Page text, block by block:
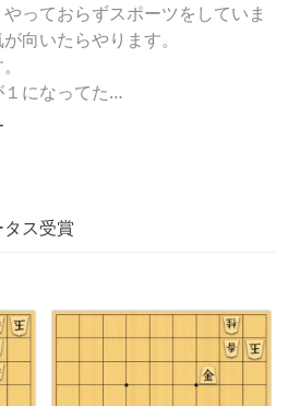
っておらずスポーツをしていま
向いたらやります。
になってた…
ス受賞